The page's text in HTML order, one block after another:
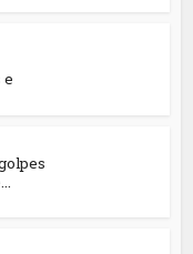
e